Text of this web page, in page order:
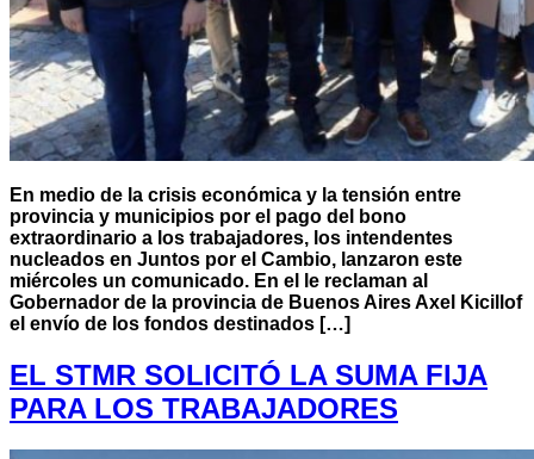
En medio de la crisis económica y la tensión entre
provincia y municipios por el pago del bono
extraordinario a los trabajadores, los intendentes
nucleados en Juntos por el Cambio, lanzaron este
miércoles un comunicado. En el le reclaman al
Gobernador de la provincia de Buenos Aires Axel Kicillof
el envío de los fondos destinados […]
EL STMR SOLICITÓ LA SUMA FIJA
PARA LOS TRABAJADORES